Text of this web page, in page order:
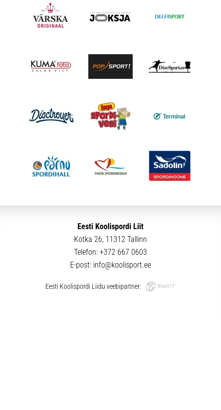
Eesti Koolispordi Liit
Kotka 26, 11312 Tallinn
Telefon: +372 667 0603
E-post: info@koolisport.ee
Eesti Koolispordi Liidu veebipartner: